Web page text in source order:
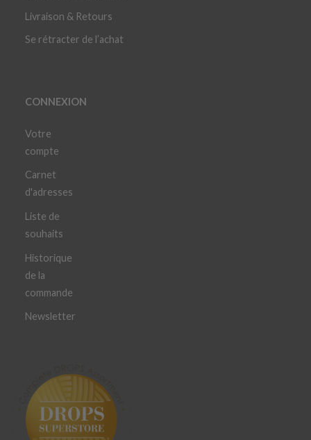
Livraison & Retours
Se rétracter de l’achat
CONNEXION
Votre
compte
Carnet
d'adresses
Liste de
souhaits
Historique
de la
commande
Newsletter